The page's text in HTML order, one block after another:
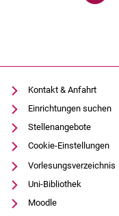
Kontakt & Anfahrt
Einrichtungen suchen
Stellenangebote
Cookie-Einstellungen
Vorlesungsverzeichnis
Uni-Bibliothek
Moodle